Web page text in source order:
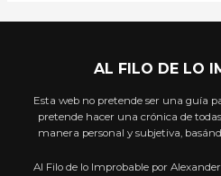
AL FILO DE LO
Esta web no pretende ser una guía
pretende hacer una crónica de
manera personal y subjetiva,
Al Filo de lo Improbable por